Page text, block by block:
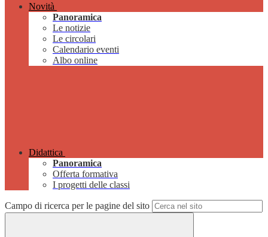
Novità
Panoramica
Le notizie
Le circolari
Calendario eventi
Albo online
Didattica
Panoramica
Offerta formativa
I progetti delle classi
Campo di ricerca per le pagine del sito